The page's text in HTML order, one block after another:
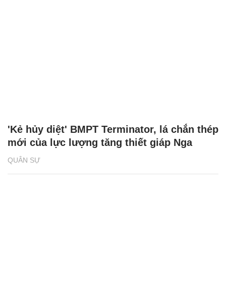
QUÂN SỰ
'Kẻ hủy diệt' BMPT Terminator, lá chắn thép
mới của lực lượng tăng thiết giáp Nga